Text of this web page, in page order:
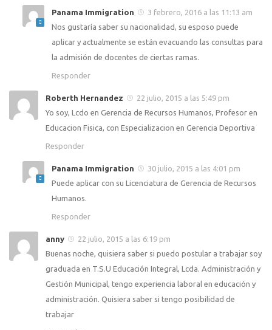
Panama Immigration
3 febrero, 2016 a las 11:13 am
Nos gustaría saber su nacionalidad, su esposo puede
aplicar y actualmente se están evacuando las consultas para
la admisión de docentes de ciertas ramas.
Responder
Roberth Hernandez
22 julio, 2015 a las 5:49 pm
Yo soy, Lcdo en Gerencia de Recursos Humanos, Profesor en
Educacion Fisica, con Especializacion en Gerencia Deportiva
Responder
Panama Immigration
30 julio, 2015 a las 4:01 pm
Puede aplicar con su Licenciatura de Gerencia de Recursos
Humanos.
Responder
anny
22 julio, 2015 a las 6:19 pm
Buenas noche, quisiera saber si puedo postular a trabajar soy
graduada en T.S.U Educación Integral, Lcda. Administración y
Gestión Municipal, tengo experiencia laboral en educación y
administración. Quisiera saber si tengo posibilidad de
trabajar